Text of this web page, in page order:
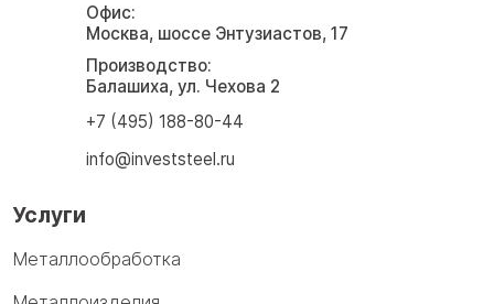
Офис:
Москва, шоссе Энтузиастов, 17
Производство:
Балашиха, ул. Чехова 2
+7 (495) 188-80-44
info@investsteel.ru
Услуги
Металлообработка